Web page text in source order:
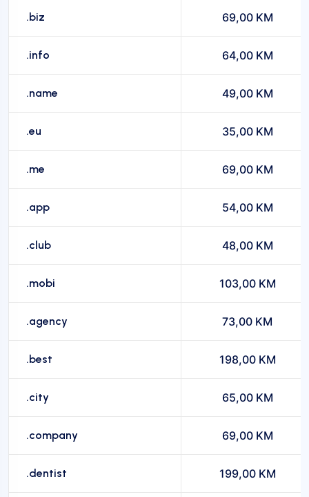
.biz 69,00 KM
.info 64,00 KM
.name 49,00 KM
.eu 35,00 KM
.me 69,00 KM
.app 54,00 KM
.club 48,00 KM
.mobi 103,00 KM
.agency 73,00 KM
.best 198,00 KM
.city 65,00 KM
.company 69,00 KM
.dentist 199,00 KM